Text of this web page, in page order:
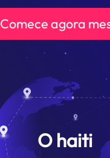
Comece agora
O haiti